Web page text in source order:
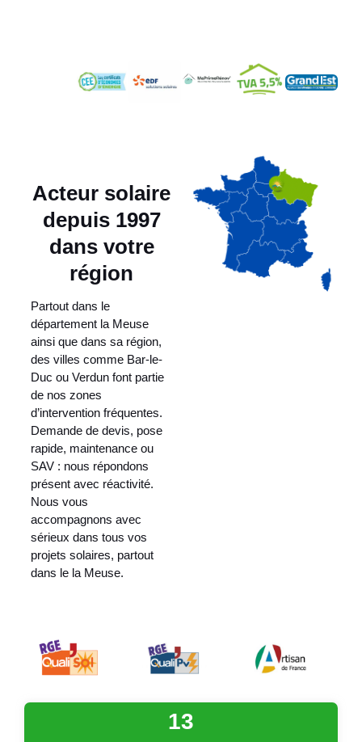
Acteur solaire
depuis 1997
dans votre
région
Partout dans le
département la Meuse
ainsi que dans sa région,
des villes comme Bar-le-
Duc ou Verdun font partie
de nos zones
d’intervention fréquentes.
Demande de devis, pose
rapide, maintenance ou
SAV : nous répondons
présent avec réactivité.
Nous vous
accompagnons avec
sérieux dans tous vos
projets solaires, partout
dans le la Meuse.
13